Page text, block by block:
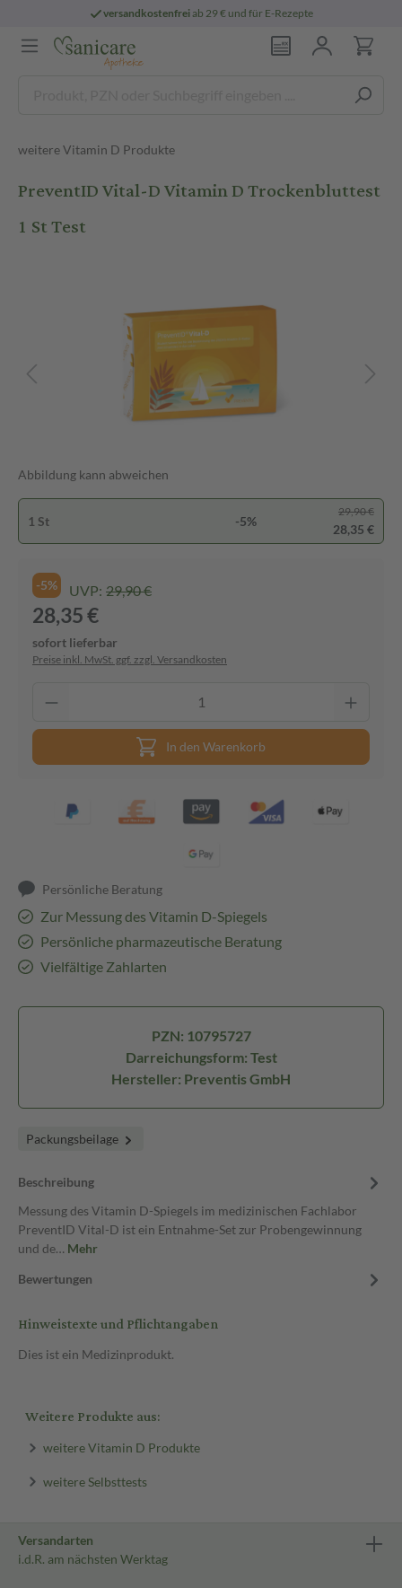
versandkostenfreiab 29 € und für E-Rezepte
weitere Vitamin D Produkte
PreventID Vital-D Vitamin D Trockenbluttest
1 St Test
Abbildung kann abweichen
1 St -5%
29,90 €
28,35 €
-5% UVP: 29,90 €
28,35 €
sofort lieferbar
Preise inkl. MwSt. ggf. zzgl. Versandkosten
In den Warenkorb
Persönliche Beratung
Zur Messung des Vitamin D-Spiegels
Persönliche pharmazeutische Beratung
Vielfältige Zahlarten
PZN: 10795727
Darreichungsform: Test
Hersteller: Preventis GmbH
Packungsbeilage
Beschreibung
Messung des Vitamin D-Spiegels im medizinischen Fachlabor
PreventID Vital-D ist ein Entnahme-Set zur Probengewinnung
und de… Mehr
Bewertungen
Hinweistexte und Pflichtangaben
Dies ist ein Medizinprodukt.
Weitere Produkte aus:
weitere Vitamin D Produkte
weitere Selbsttests
Versandarten
i.d.R. am nächsten Werktag